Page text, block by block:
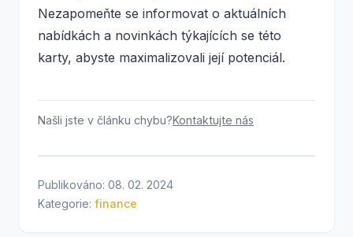
Nezapomeňte se informovat o aktuálních
nabídkách a novinkách týkajících se této
karty, abyste maximalizovali její potenciál.
Našli jste v článku chybu?Kontaktujte nás
Publikováno: 08. 02. 2024
Kategorie: finance